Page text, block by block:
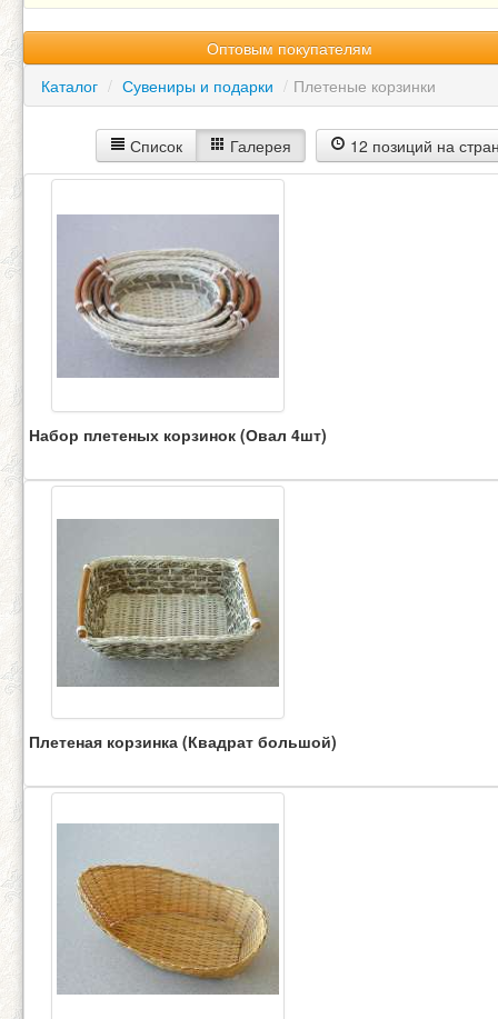
Оптовым покупателям
Каталог / Сувениры и подарки / Плетеные корзинки
Список Галерея 12 позиций на
Набор плетеных корзинок (Овал 4шт)
Плетеная корзинка (Квадрат большой)